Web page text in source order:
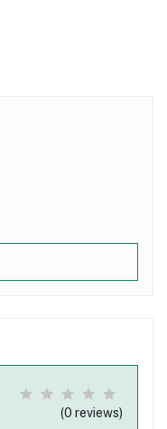
(0 reviews)